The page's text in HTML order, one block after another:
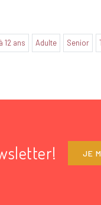
12 ans Adulte Senior
JE